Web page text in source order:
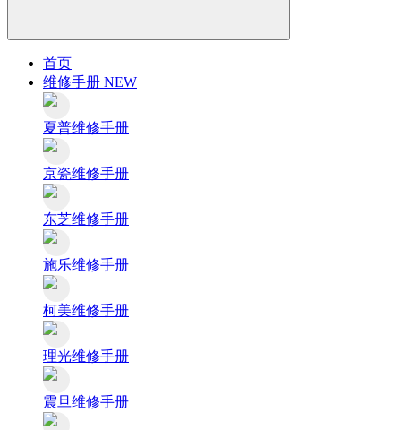
首页
维修手册 NEW
夏普维修手册
京瓷维修手册
东芝维修手册
施乐维修手册
柯美维修手册
理光维修手册
震旦维修手册